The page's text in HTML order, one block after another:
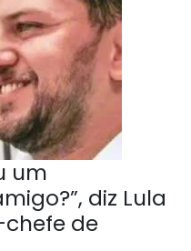
um
diz Lula
de